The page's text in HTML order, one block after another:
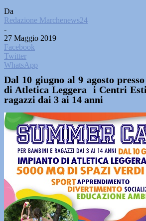
Da
Redazione Marchenews24
-
27 Maggio 2019
Facebook
Twitter
WhatsApp
Dal 10 giugno al 9 agosto
di Atletica Leggera i Centri
ragazzi dai 3 ai 14 anni